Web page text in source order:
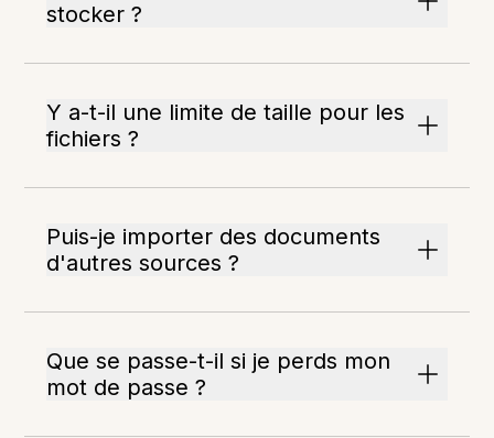
stocker ?
Y a-t-il une limite de taille pour les
fichiers ?
Puis-je importer des documents
d'autres sources ?
Que se passe-t-il si je perds mon
mot de passe ?